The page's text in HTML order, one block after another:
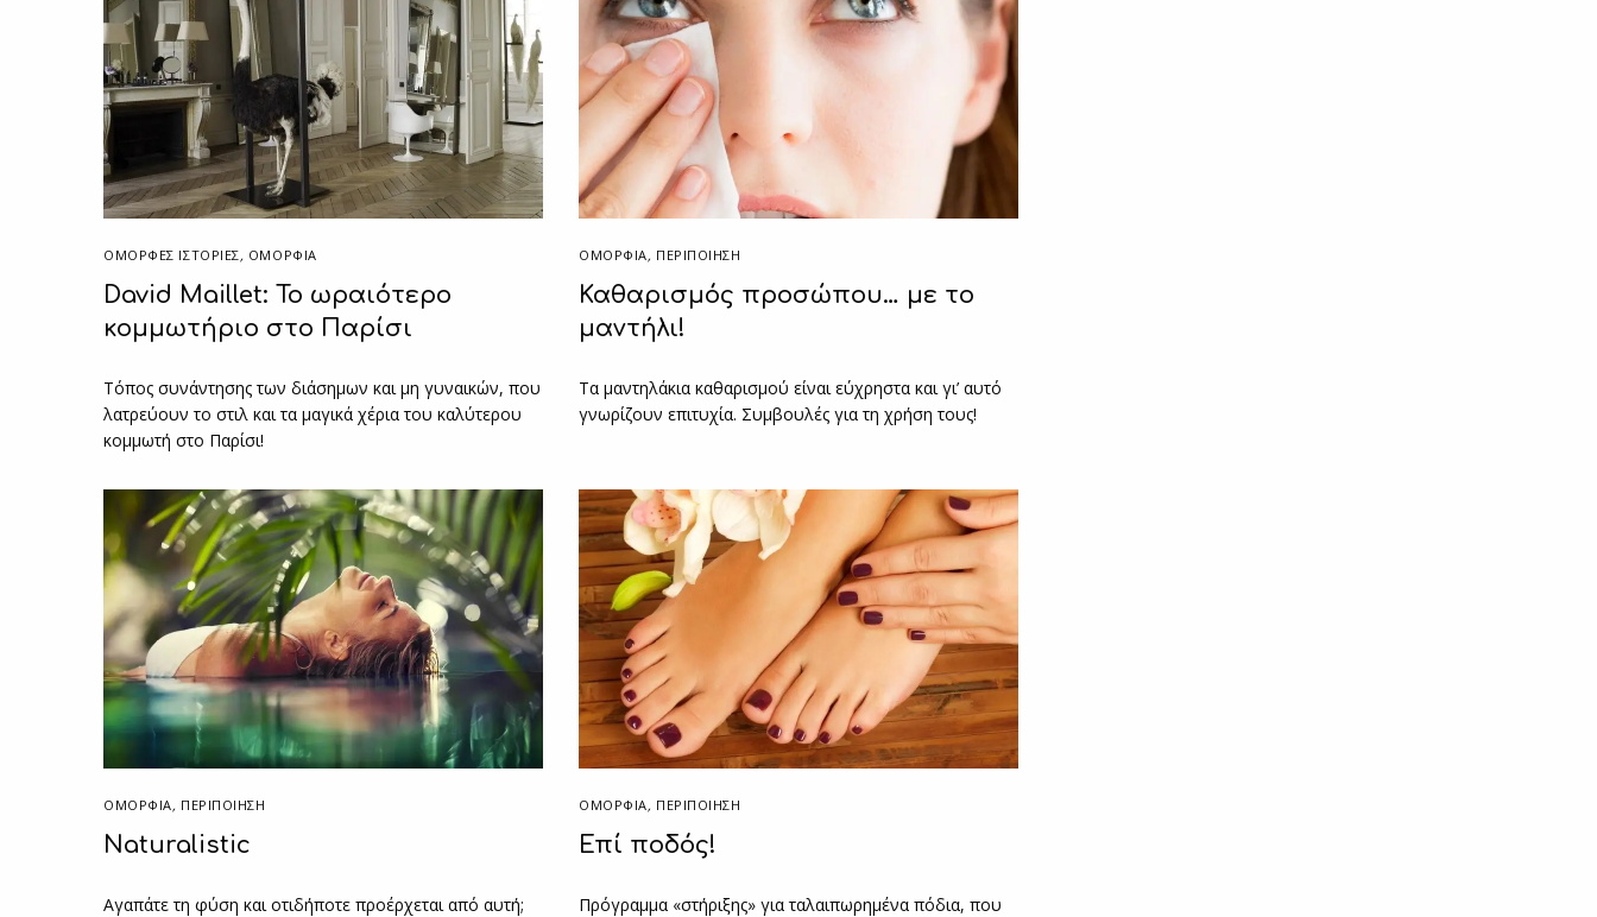
ΌΜΟΡΦΕΣ ΙΣΤΟΡΊΕΣ, ΟΜΟΡΦΙΑ
David Maillet: Το ωραιότερο
κομμωτήριο στο Παρίσι
Τόπος συνάντησης των διάσημων και μη γυναικών, που
λατρεύουν το στιλ και τα μαγικά χέρια του καλύτερου
κομμωτή στο Παρίσι!
ΟΜΟΡΦΙΑ, ΠΕΡΙΠΟΊΗΣΗ
Καθαρισμός προσώπου… με το
μαντήλι!
Τα μαντηλάκια καθαρισμού είναι εύχρηστα και γι’ αυτό
γνωρίζουν επιτυχία. Συμβουλές για τη χρήση τους!
ΟΜΟΡΦΙΑ, ΠΕΡΙΠΟΊΗΣΗ
Naturalistic
Αγαπάτε τη φύση και οτιδήποτε προέρχεται από αυτή;
ΟΜΟΡΦΙΑ, ΠΕΡΙΠΟΊΗΣΗ
Επί ποδός!
Πρόγραμμα «στήριξης» για ταλαιπωρημένα πόδια, που